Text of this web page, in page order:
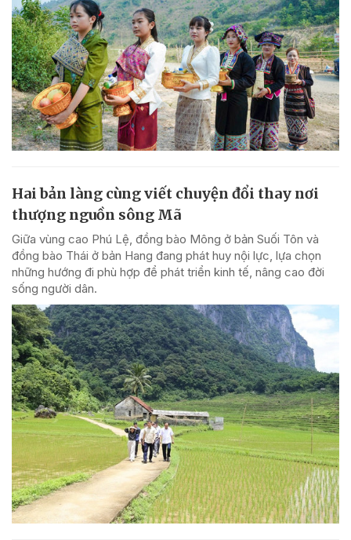
Hai bản làng cùng viết chuyện đổi thay nơi
thượng nguồn sông Mã
Giữa vùng cao Phú Lệ, đồng bào Mông ở bản Suối Tôn và
đồng bào Thái ở bản Hang đang phát huy nội lực, lựa chọn
những hướng đi phù hợp để phát triển kinh tế, nâng cao đời
sống người dân.